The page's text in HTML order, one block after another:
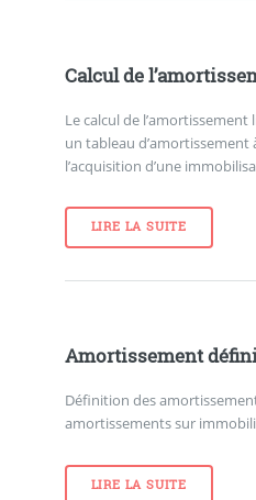
Calcul de
Le calcul de
un tableau d’amortissement
l’acquisition d’une
LIRE LA SUITE
Amortissement
Définition des
amortissements sur
LIRE LA SUITE